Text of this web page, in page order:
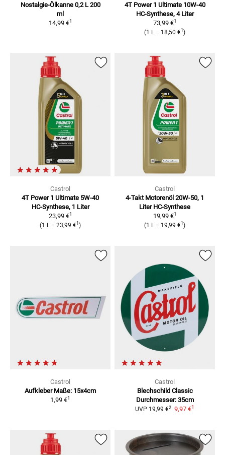
Nostalgie-Ölkanne 0,2 L 200
ml
14,99 €1
4T Power 1 Ultimate 10W-40
HC-Synthese, 4 Liter
73,99 €1
(1 L = 18,50 €1 )
Castrol
4T Power 1 Ultimate 5W-40
HC-Synthese, 1 Liter
23,99 €1
(1 L= 23,99 €1 )
Castrol
4-Takt Motorenöl 20W-50, 1
Liter HC-Synthese
19,99 €1
(1 L= 19,99 €1 )
Castrol
Aufkleber Maße: 15x4cm
1,99 €1
Castrol
Blechschild Classic
Durchmesser: 35cm
UVP 19,99 €2 9,97 €1